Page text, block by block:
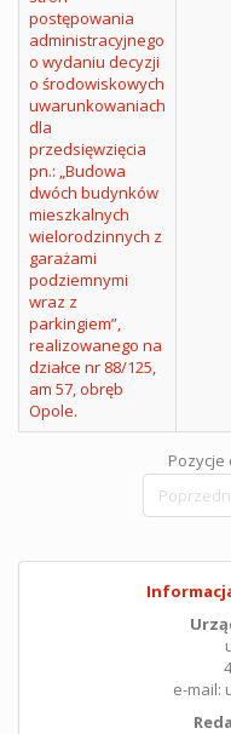
postępowania
administracyjnego
o wydaniu decyzji
o środowiskowych
uwarunkowaniach
dla
przedsięwzięcia
pn.: „Budowa
dwóch budynków
mieszkalnych
wielorodzinnych z
garażami
podziemnymi
wraz z
parkingiem”,
realizowanego na
działce nr 88/125,
am 57, obręb
Opole.
Pozycje
e-mail: